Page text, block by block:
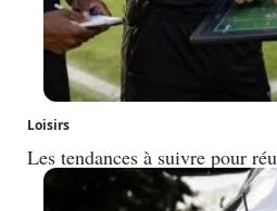
Loisirs
Les tendances à suivre pour